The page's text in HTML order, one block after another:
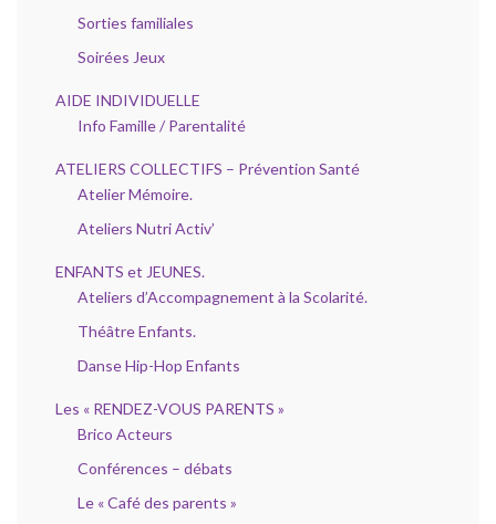
Sorties familiales
Soirées Jeux
AIDE INDIVIDUELLE
Info Famille / Parentalité
ATELIERS COLLECTIFS – Prévention Santé
Atelier Mémoire.
Ateliers Nutri Activ’
ENFANTS et JEUNES.
Ateliers d’Accompagnement à la Scolarité.
Théâtre Enfants.
Danse Hip-Hop Enfants
Les « RENDEZ-VOUS PARENTS »
Brico Acteurs
Conférences – débats
Le « Café des parents »